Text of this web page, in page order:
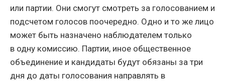
или партии. Они смогут смотреть за голосованием и
подсчетом голосов поочередно. Одно и то же лицо
может быть назначено наблюдателем только
в одну комиссию. Партии, иное общественное
объединение и кандидаты будут обязаны за три
дня до даты голосования направлять в